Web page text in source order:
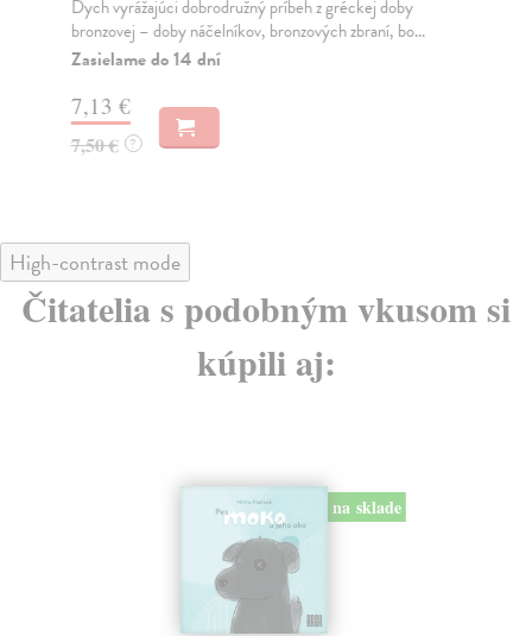
Dych vyrážajúci dobrodružný príbeh z gréckej doby
bronzovej – doby náčelníkov, bronzových zbraní, bo...
Zasielame do 14 dní
7,13 €
7,50 € ?
High-contrast mode
Čitatelia s podobným vkusom si
kúpili aj:
na sklade